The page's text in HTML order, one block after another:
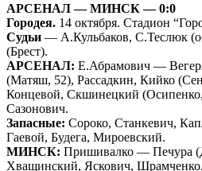
АРСЕНАЛ — МИНСК — 0:0
Городея. 14 октября. Стадион
Судьи — А.Кульбаков, С.Теслюк
(Брест).
АРСЕНАЛ: Е.Абрамович —
(Матяш, 52), Рассадкин, Кийко
Концевой, Скшинецкий
Сазонович.
Запасные: Сороко, Станкевич,
Гаевой, Будега, Мироевский.
МИНСК: Пришивалко — Печура
Хващинский, Яскович,